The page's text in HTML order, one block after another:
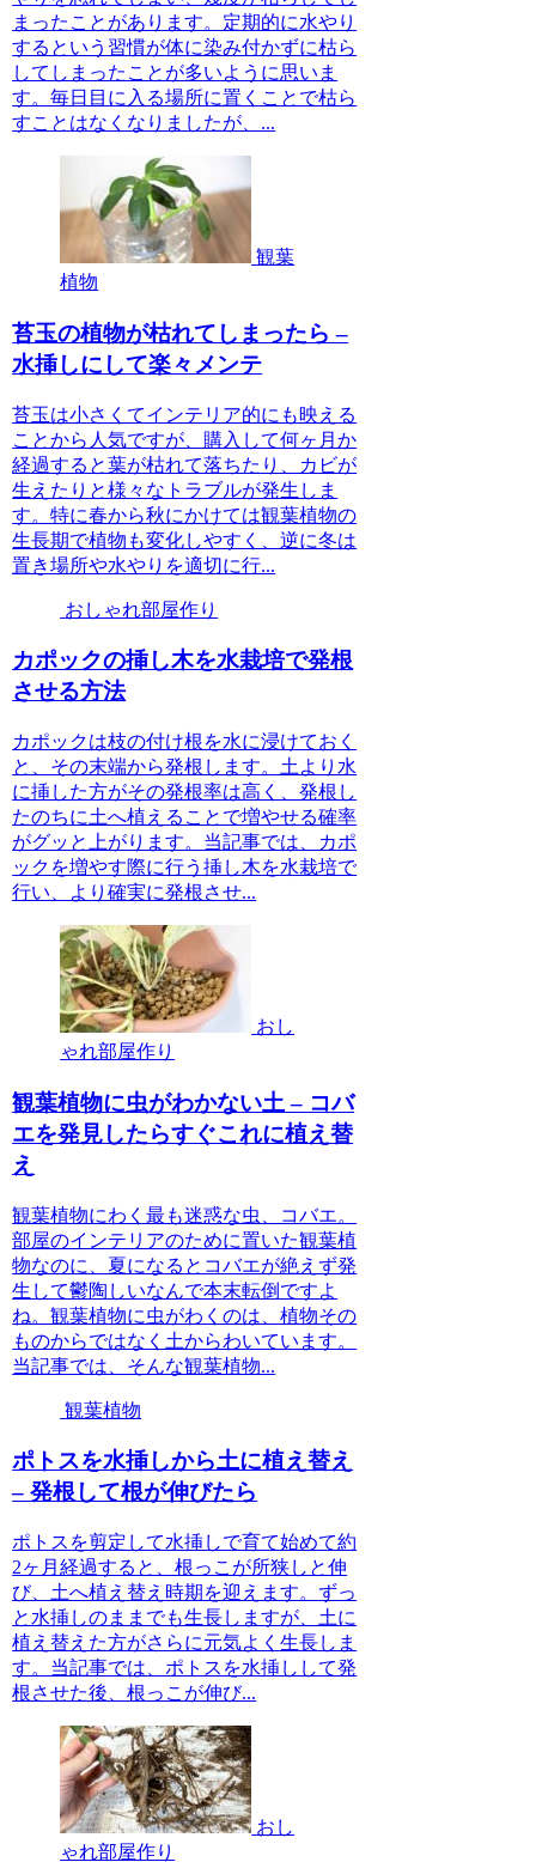
まったことがあります。定期的に水やり
するという習慣が体に染み付かずに枯ら
してしまったことが多いように思いま
す。毎日目に入る場所に置くことで枯ら
すことはなくなりましたが、...
観葉
植物
苔玉の植物が枯れてしまったら –
水挿しにして楽々メンテ
苔玉は小さくてインテリア的にも映える
ことから人気ですが、購入して何ヶ月か
経過すると葉が枯れて落ちたり、カビが
生えたりと様々なトラブルが発生しま
す。特に春から秋にかけては観葉植物の
生長期で植物も変化しやすく、逆に冬は
置き場所や水やりを適切に行...
おしゃれ部屋作り
カポックの挿し木を水栽培で発根
させる方法
カポックは枝の付け根を水に浸けておく
と、その末端から発根します。土より水
に挿した方がその発根率は高く、発根し
たのちに土へ植えることで増やせる確率
がグッと上がります。当記事では、カポ
ックを増やす際に行う挿し木を水栽培で
行い、より確実に発根させ...
おし
ゃれ部屋作り
観葉植物に虫がわかない土 – コバ
エを発見したらすぐこれに植え替
え
観葉植物にわく最も迷惑な虫、コバエ。
部屋のインテリアのために置いた観葉植
物なのに、夏になるとコバエが絶えず発
生して鬱陶しいなんで本末転倒ですよ
ね。観葉植物に虫がわくのは、植物その
ものからではなく土からわいています。
当記事では、そんな観葉植物...
観葉植物
ポトスを水挿しから土に植え替え
– 発根して根が伸びたら
ポトスを剪定して水挿しで育て始めて約
2ヶ月経過すると、根っこが所狭しと伸
び、土へ植え替え時期を迎えます。ずっ
と水挿しのままでも生長しますが、土に
植え替えた方がさらに元気よく生長しま
す。当記事では、ポトスを水挿しして発
根させた後、根っこが伸び...
おし
ゃれ部屋作り